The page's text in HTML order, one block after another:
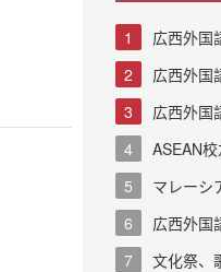
1
広西外国
卒業式および
2
広西外国
華人民共和国
中タイ国交樹
招待される
3
広西外国
の2025中国民
ンキングで首
4
ASEAN
ターに一斉入
友企業と共に
を共創
5
マレーシ
広西外国語学
陳永馨さんが
6
広西外国
アSEGi大学へ
7
文化祭、